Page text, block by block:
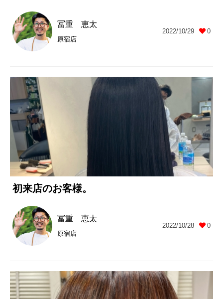
冨重 恵太
原宿店
2022/10/29 0
初来店のお客様。
冨重 恵太
原宿店
2022/10/28 0